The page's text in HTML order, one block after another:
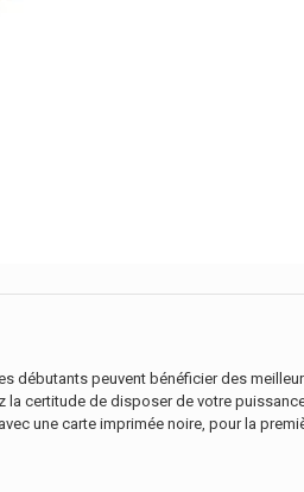
débutants peuvent bénéficier des
la certitude de disposer de votre
une carte imprimée noire, pour la